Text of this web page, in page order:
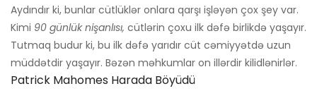
Aydındır ki, bunlar cütlüklər onlara qarşı işləyən çox şey var.
Kimi 90 günlük nişanlısı, cütlərin çoxu ilk dəfə birlikdə yaşayır.
Tutmaq budur ki, bu ilk dəfə yarıdır cüt cəmiyyətdə uzun
müddətdir yaşayır. Bəzən məhkumlar on illərdir kilidlənirlər.
Patrick Mahomes Harada Böyüdü